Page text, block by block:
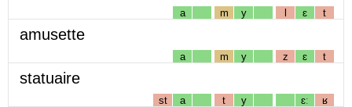
a m y l ɛ t
amusette
a m y z ɛ t
statuaire
st a t y ɛː ʁ